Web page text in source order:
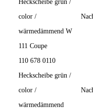
Heckscheibe grün /
color /
wärmedämmend W
111 Coupe
110 678 0110
Heckscheibe grün /
color /
wärmedämmend